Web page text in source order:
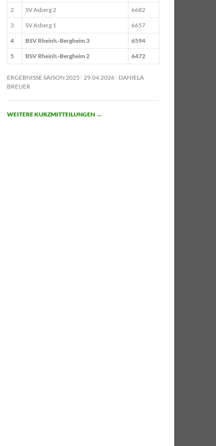
2 SV Asberg 2 6682
3 SV Asberg 1 6657
4 BSV Rheinh.-Bergheim 3 6594
5 BSV Rheinh.-Bergheim 2 6472
ERGEBNISSE SAISON 2025 29.04.2026 DANIELA
BREUER
WEITERE KURZMITTEILUNGEN →